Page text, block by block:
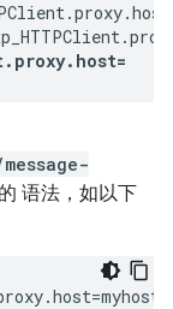
语法，如以下